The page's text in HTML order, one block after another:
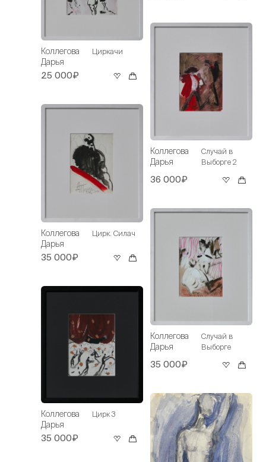
Коллегова
Дарья
Циркачи
25 000₽
Коллегова
Дарья
Цирк. Силач
35 000₽
Коллегова
Дарья
Цирк 3
35 000₽
Коллегова
Дарья
Случай в
Выборге 2
36 000₽
Коллегова
Дарья
Случай в
Выборге
35 000₽